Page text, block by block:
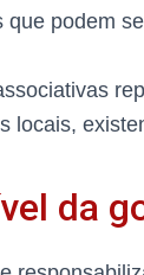
que podem
locais,
da